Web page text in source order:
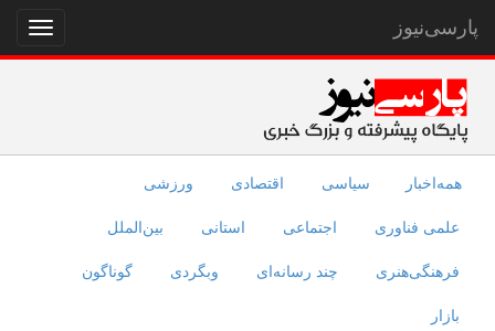
نمایش
منو
پارسی‌نیوز
همه‌اخبار سیاسی اقتصادی ورزشی
علمی فناوری اجتماعی استانی بین‌الملل
فرهنگی‌هنری چند رسانه‌ای وبگردی گوناگون
بازار